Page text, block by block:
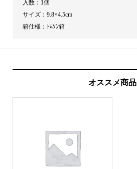
入数：1個
サイズ：9.8×4.5cm
箱仕様：ﾄﾑｿﾝ箱
オススメ商品